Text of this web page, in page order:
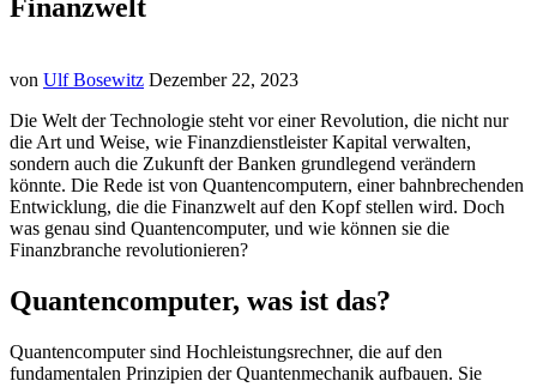
Finanzwelt
von Ulf Bosewitz Dezember 22, 2023
Die Welt der Technologie steht vor einer Revolution, die nicht nur
die Art und Weise, wie Finanzdienstleister Kapital verwalten,
sondern auch die Zukunft der Banken grundlegend verändern
könnte. Die Rede ist von Quantencomputern, einer bahnbrechenden
Entwicklung, die die Finanzwelt auf den Kopf stellen wird. Doch
was genau sind Quantencomputer, und wie können sie die
Finanzbranche revolutionieren?
Quantencomputer, was ist das?
Quantencomputer sind Hochleistungsrechner, die auf den
fundamentalen Prinzipien der Quantenmechanik aufbauen. Sie